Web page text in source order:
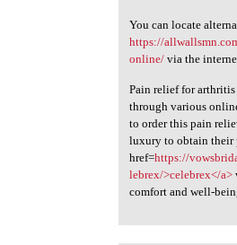
You can locate
https://
online/via the
Pain relief for
through various
to order this pain
luxury to obtain their
href=https://
lebrex/>celebrex</a>
comfort and well-